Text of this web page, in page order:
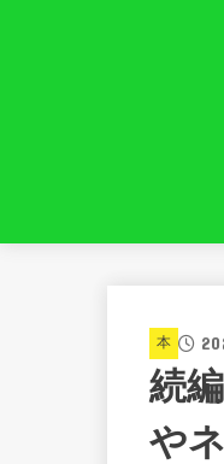
本
続
や